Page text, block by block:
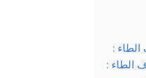
:
الطاء :